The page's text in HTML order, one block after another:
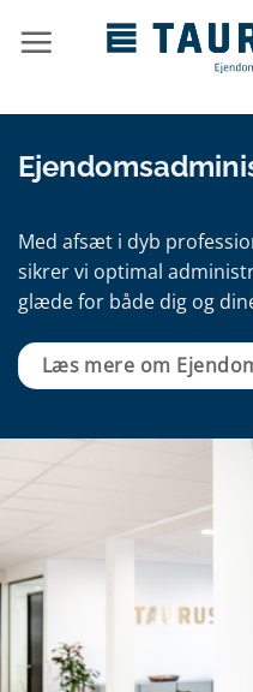
Med afsæt i dyb
sikrer vi optimal
glæde for både dig og
Læs mere om